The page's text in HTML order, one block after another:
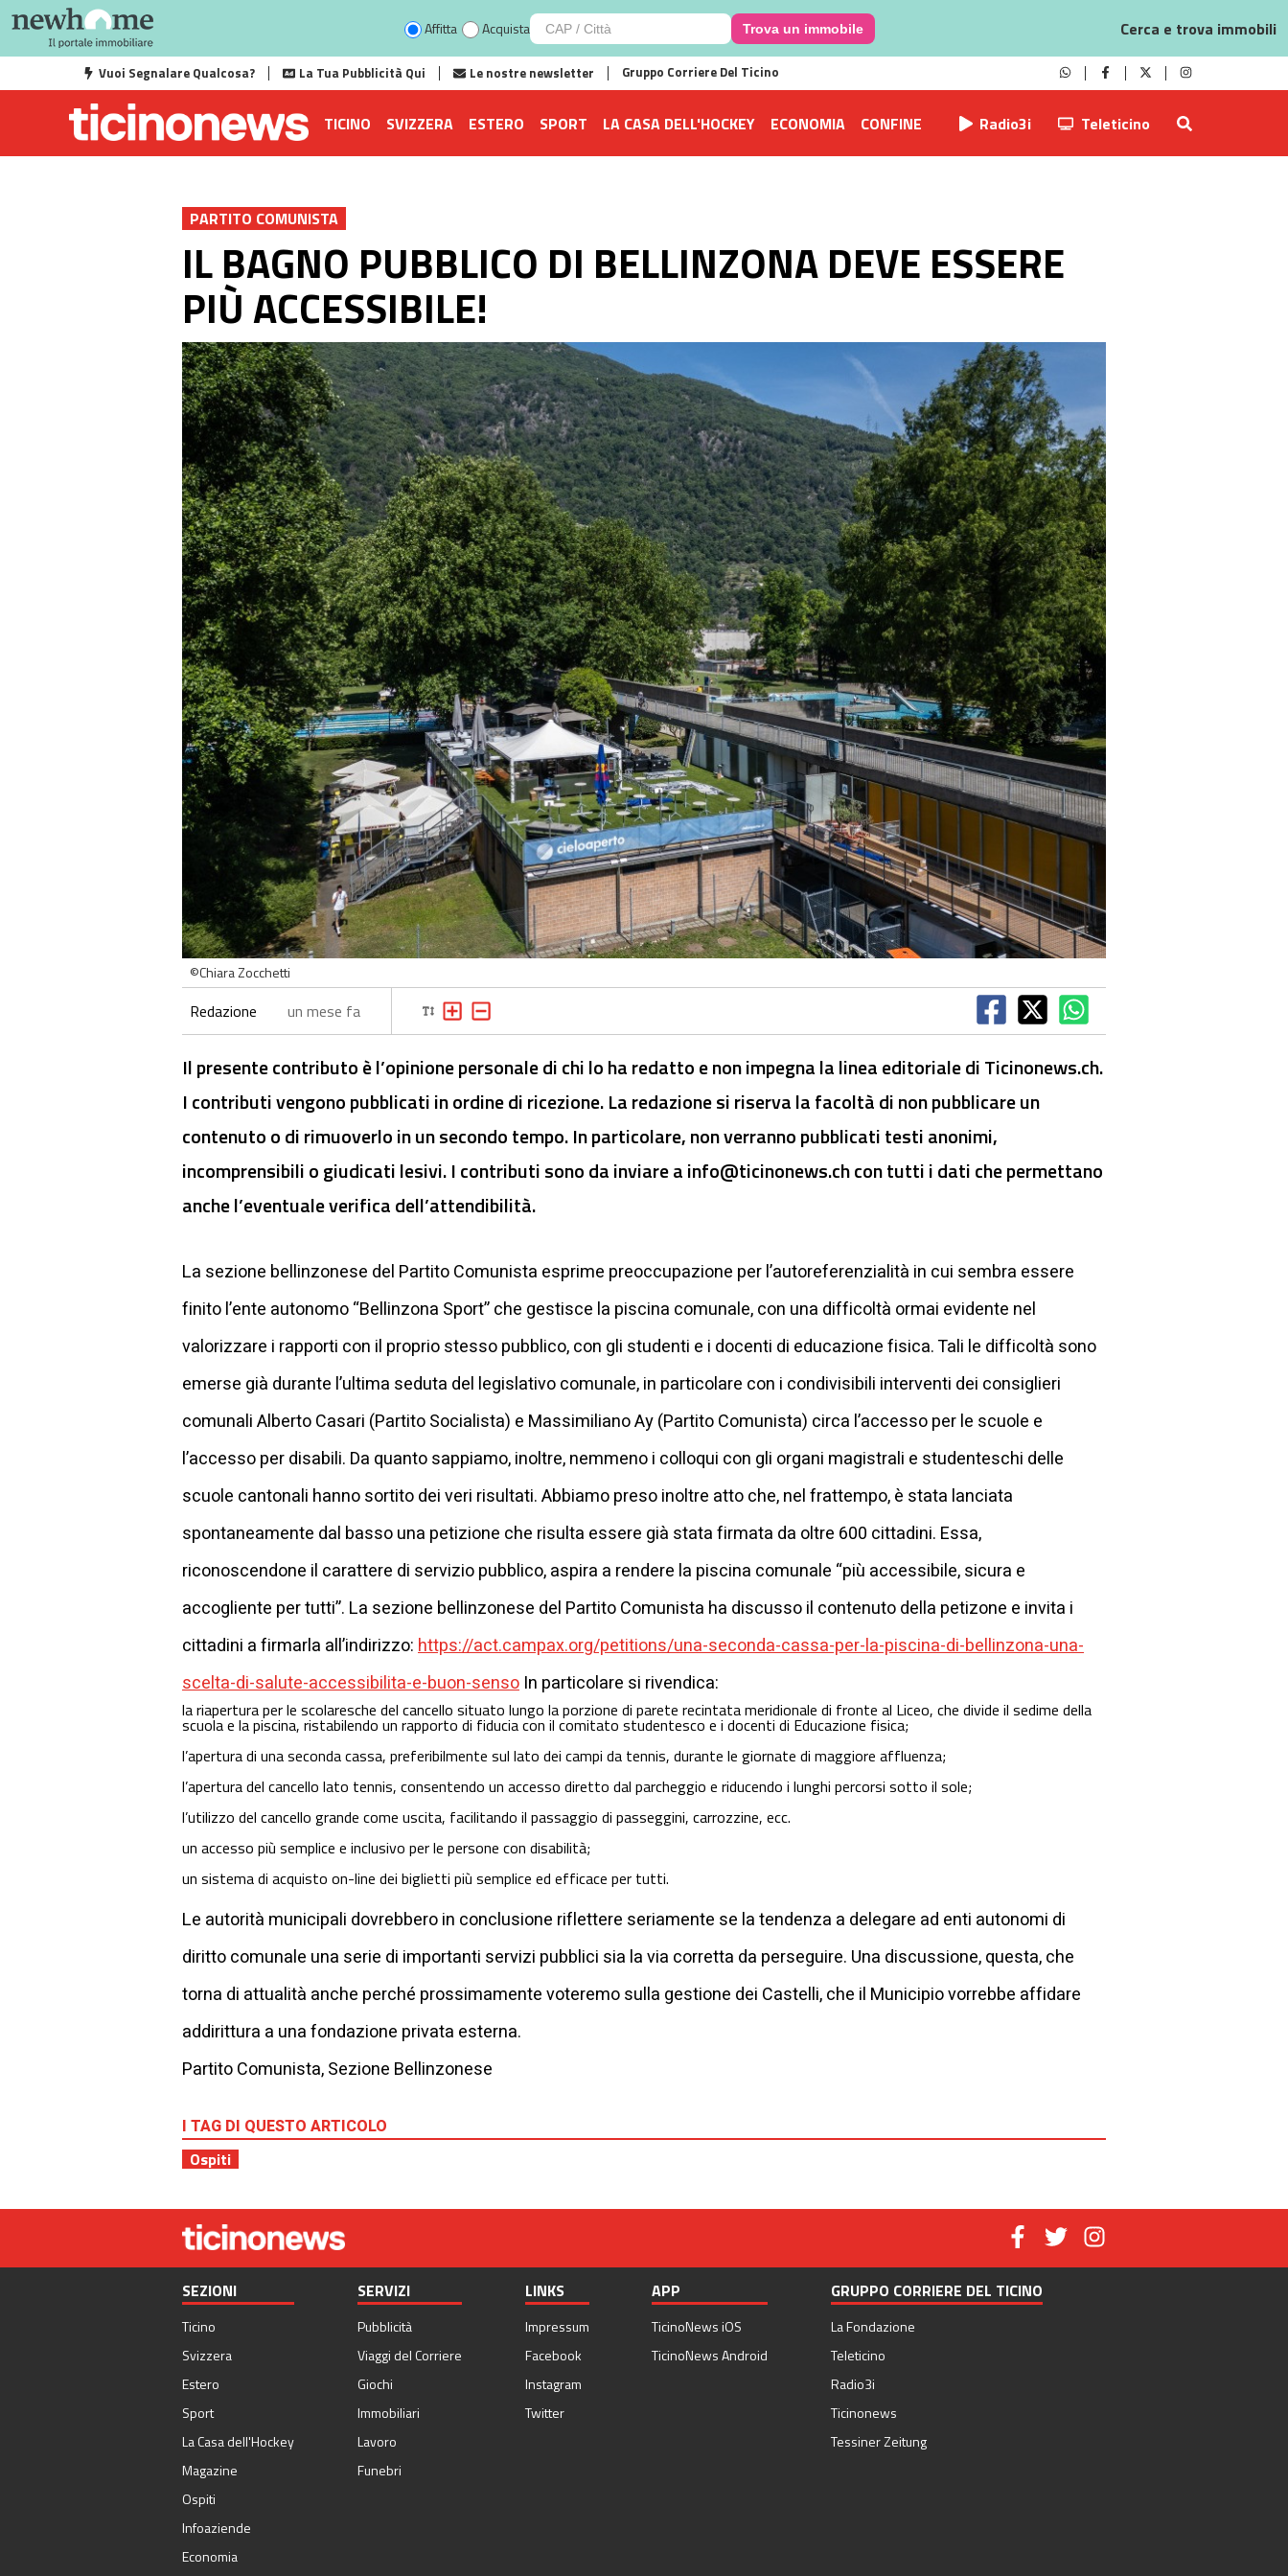
Affitta Acquista Trova un immobile Cerca e trova immobili
Vuoi Segnalare Qualcosa? La Tua Pubblicità Qui Le nostre newsletter Gruppo Corriere Del Ticino
TICINO SVIZZERA ESTERO SPORT LA CASA DELL'HOCKEY ECONOMIA CONFINE Radio3i Teleticino
PARTITO COMUNISTA
IL BAGNO PUBBLICO DI BELLINZONA DEVE ESSERE
PIÙ ACCESSIBILE!
©Chiara Zocchetti
Redazione un mese fa
Il presente contributo è l’opinione personale di chi lo ha redatto e non impegna la linea editoriale di Ticinonews.ch.
I contributi vengono pubblicati in ordine di ricezione. La redazione si riserva la facoltà di non pubblicare un
contenuto o di rimuoverlo in un secondo tempo. In particolare, non verranno pubblicati testi anonimi,
incomprensibili o giudicati lesivi. I contributi sono da inviare ainfo@ticinonews.chcon tutti i dati che permettano
anche l’eventuale verifica dell’attendibilità.
La sezione bellinzonese del Partito Comunista esprime preoccupazione per l’autoreferenzialità in cui sembra essere
finito l’ente autonomo “Bellinzona Sport” che gestisce la piscina comunale, con una difficoltà ormai evidente nel
valorizzare i rapporti con il proprio stesso pubblico, con gli studenti e i docenti di educazione fisica. Tali le difficoltà sono
emerse già durante l’ultima seduta del legislativo comunale, in particolare con i condivisibili interventi dei consiglieri
comunali Alberto Casari (Partito Socialista) e Massimiliano Ay (Partito Comunista) circa l’accesso per le scuole e
l’accesso per disabili. Da quanto sappiamo, inoltre, nemmeno i colloqui con gli organi magistrali e studenteschi delle
scuole cantonali hanno sortito dei veri risultati. Abbiamo preso inoltre atto che, nel frattempo, è stata lanciata
spontaneamente dal basso una petizione che risulta essere già stata firmata da oltre 600 cittadini. Essa,
riconoscendone il carattere di servizio pubblico, aspira a rendere la piscina comunale “più accessibile, sicura e
accogliente per tutti”. La sezione bellinzonese del Partito Comunista ha discusso il contenuto della petizone e invita i
cittadini a firmarla all’indirizzo:https://act.campax.org/petitions/una-seconda-cassa-per-la-piscina-di-bellinzona-una-
scelta-di-salute-accessibilita-e-buon-senso In particolare si rivendica:
la riapertura per le scolaresche del cancello situato lungo la porzione di parete recintata meridionale di fronte al Liceo, che divide il sedime della
scuola e la piscina, ristabilendo un rapporto di fiducia con il comitato studentesco e i docenti di Educazione fisica;
l’apertura di una seconda cassa, preferibilmente sul lato dei campi da tennis, durante le giornate di maggiore affluenza;
l’apertura del cancello lato tennis, consentendo un accesso diretto dal parcheggio e riducendo i lunghi percorsi sotto il sole;
l’utilizzo del cancello grande come uscita, facilitando il passaggio di passeggini, carrozzine, ecc.
un accesso più semplice e inclusivo per le persone con disabilità;
un sistema di acquisto on-line dei biglietti più semplice ed efficace per tutti.
Le autorità municipali dovrebbero in conclusione riflettere seriamente se la tendenza a delegare ad enti autonomi di
diritto comunale una serie di importanti servizi pubblici sia la via corretta da perseguire. Una discussione, questa, che
torna di attualità anche perché prossimamente voteremo sulla gestione dei Castelli, che il Municipio vorrebbe affidare
addirittura a una fondazione privata esterna.
Partito Comunista, Sezione Bellinzonese
I TAG DI QUESTO ARTICOLO
Ospiti
SEZIONI
Ticino
Svizzera
Estero
Sport
La Casa dell'Hockey
Magazine
Ospiti
Infoaziende
Economia
SERVIZI
Pubblicità
Viaggi del Corriere
Giochi
Immobiliari
Lavoro
Funebri
LINKS
Impressum
Facebook
Instagram
Twitter
APP
TicinoNews iOS
TicinoNews Android
GRUPPO CORRIERE DEL TICINO
La Fondazione
Teleticino
Radio3i
Ticinonews
Tessiner Zeitung